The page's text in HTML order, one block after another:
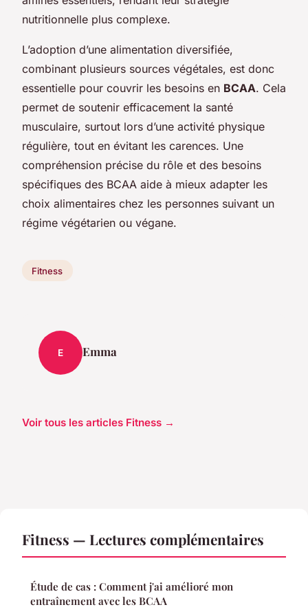
nutritionnelle plus complexe.
L’adoption d’une alimentation diversifiée,
combinant plusieurs sources végétales, est donc
essentielle pour couvrir les besoins en BCAA. Cela
permet de soutenir efficacement la santé
musculaire, surtout lors d’une activité physique
régulière, tout en évitant les carences. Une
compréhension précise du rôle et des besoins
spécifiques des BCAA aide à mieux adapter les
choix alimentaires chez les personnes suivant un
régime végétarien ou végane.
Fitness
E Emma
Voir tous les articles Fitness →
Fitness — Lectures complémentaires
Étude de cas : Comment j'ai amélioré mon
entraînement avec les BCAA